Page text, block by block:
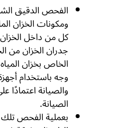
الفحص الدقيق
ومكونات الخزان
كل من داخل
جدران الخزان من
الخاص بخزان
وجه باستخدام
والصيانة اعتمادًا
الصيانة.
بعملية الفحص